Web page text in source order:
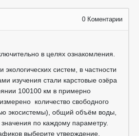
0 Коментарии
в целях ознакомления.
систем, в частности
изучения стали карстовые озёра
100100 км в примерно
количество свободного
экосистемы), общий объём воды,
по каждому параметру.
выберите утверждение,